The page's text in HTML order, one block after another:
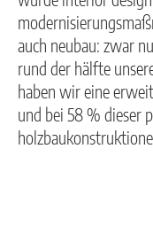
auch neubau: zwar
rund der hälfte
haben wir eine
und bei 58 % dieser